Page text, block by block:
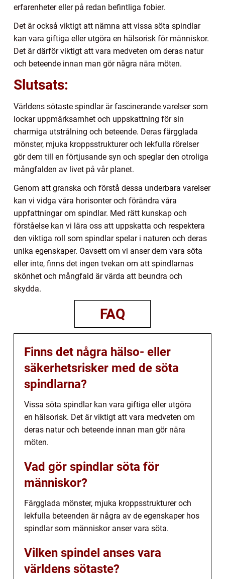
erfarenheter eller på redan befintliga fobier.
Det är också viktigt att nämna att vissa söta spindlar
kan vara giftiga eller utgöra en hälsorisk för människor.
Det är därför viktigt att vara medveten om deras natur
och beteende innan man gör några nära möten.
Slutsats:
Världens sötaste spindlar är fascinerande varelser som
lockar uppmärksamhet och uppskattning för sin
charmiga utstrålning och beteende. Deras färgglada
mönster, mjuka kroppsstrukturer och lekfulla rörelser
gör dem till en förtjusande syn och speglar den otroliga
mångfalden av livet på vår planet.
Genom att granska och förstå dessa underbara varelser
kan vi vidga våra horisonter och förändra våra
uppfattningar om spindlar. Med rätt kunskap och
förståelse kan vi lära oss att uppskatta och respektera
den viktiga roll som spindlar spelar i naturen och deras
unika egenskaper. Oavsett om vi anser dem vara söta
eller inte, finns det ingen tvekan om att spindlarnas
skönhet och mångfald är värda att beundra och
skydda.
FAQ
Finns det några hälso- eller
säkerhetsrisker med de söta
spindlarna?
Vissa söta spindlar kan vara giftiga eller utgöra
en hälsorisk. Det är viktigt att vara medveten om
deras natur och beteende innan man gör nära
möten.
Vad gör spindlar söta för
människor?
Färgglada mönster, mjuka kroppsstrukturer och
lekfulla beteenden är några av de egenskaper hos
spindlar som människor anser vara söta.
Vilken spindel anses vara
världens sötaste?